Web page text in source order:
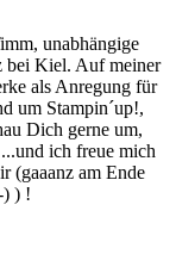
unabhängige
bei Kiel. Auf meiner
als Anregung für
um Stampin´up!,
Dich gerne um,
ich freue mich
(gaaanz am Ende
) ) !